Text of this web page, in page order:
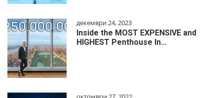
декември 24, 2023
Inside the MOST EXPENSIVE and
HIGHEST Penthouse In…